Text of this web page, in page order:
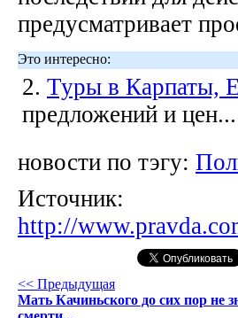
предусматривает
Это интересно:
2. Туры в Карпаты,
предложений и
новости по тэгу:
Источник:
http://
<< Предыдущая
Мать Качиньского до сих пор не